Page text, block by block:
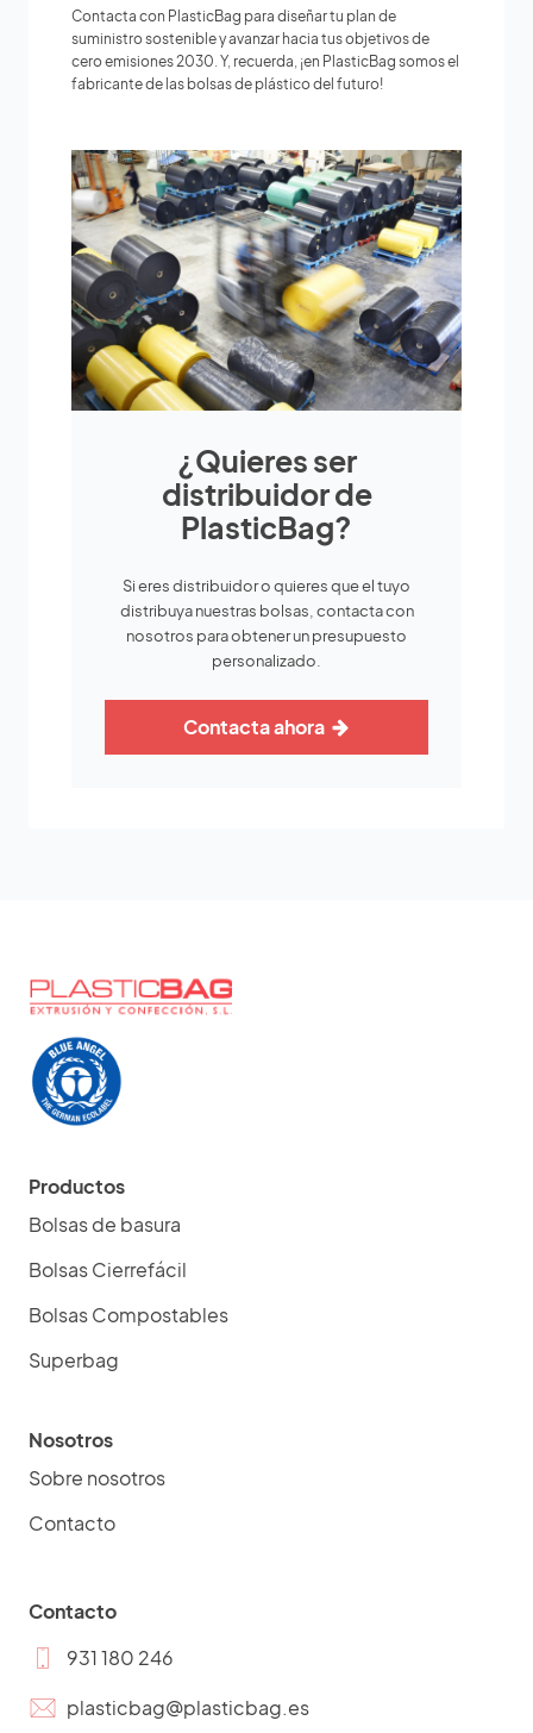
Contacta con PlasticBag para diseñar tu plan de
suministro sostenible y avanzar hacia tus objetivos de
cero emisiones 2030. Y, recuerda, ¡en PlasticBag somos el
fabricante de las bolsas de plástico del futuro!
¿Quieres ser
distribuidor de
PlasticBag?
Si eres distribuidor o quieres que el tuyo
distribuya nuestras bolsas, contacta con
nosotros para obtener un presupuesto
personalizado.
Contacta ahora
Productos
Bolsas de basura
Bolsas Cierrefácil
Bolsas Compostables
Superbag
Nosotros
Sobre nosotros
Contacto
Contacto
931 180 246
plasticbag@plasticbag.es